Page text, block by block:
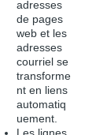
adresses
de pages
web et les
adresses
courriel se
transforme
nt en liens
automatiq
uement.